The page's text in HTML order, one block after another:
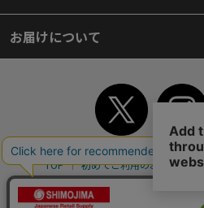
お届けについて
TOP 初めてご利用のお客様へ
個人情報保護方針
よくあるご質問